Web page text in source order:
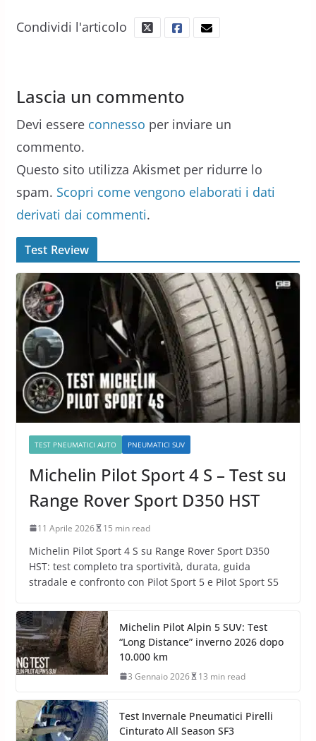
Condividi l'articolo
Lascia un commento
Devi essere connesso per inviare un
commento.
Questo sito utilizza Akismet per ridurre lo
spam. Scopri come vengono elaborati i dati
derivati dai commenti.
Test Review
TEST PNEUMATICI AUTO PNEUMATICI SUV
Michelin Pilot Sport 4 S – Test su
Range Rover Sport D350 HST
11 Aprile 2026 15 min read
Michelin Pilot Sport 4 S su Range Rover Sport D350
HST: test completo tra sportività, durata, guida
stradale e confronto con Pilot Sport 5 e Pilot Sport S5
Michelin Pilot Alpin 5 SUV: Test
“Long Distance” inverno 2026 dopo
10.000 km
3 Gennaio 2026 13 min read
Test Invernale Pneumatici Pirelli
Cinturato All Season SF3